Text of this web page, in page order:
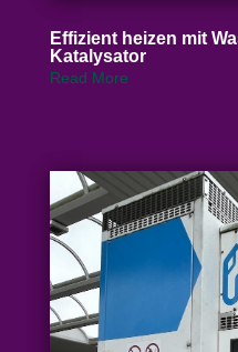
Effizient heizen mit
Katalysator
Read More